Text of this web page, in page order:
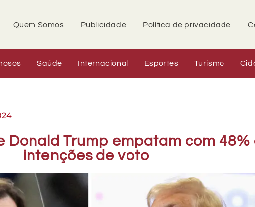
Quem Somos Publicidade Política de privacidade
Saúde Internacional Esportes Turismo
Donald Trump empatam com 48%
intenções de voto